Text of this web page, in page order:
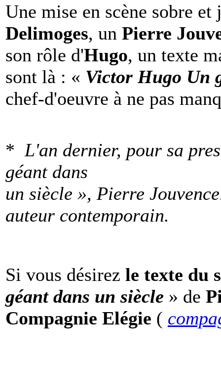
Une mise en scène sobre
Delimoges, un Pierre
son rôle d'Hugo, un texte
sont là : « Victor Hugo Un
chef-d'oeuvre à ne pas
* L'an dernier, pour sa
géant dans
un siècle », Pierre
auteur contemporain.
Si vous désirez le texte du
géant dans un siècle » de
Compagnie Elégie (